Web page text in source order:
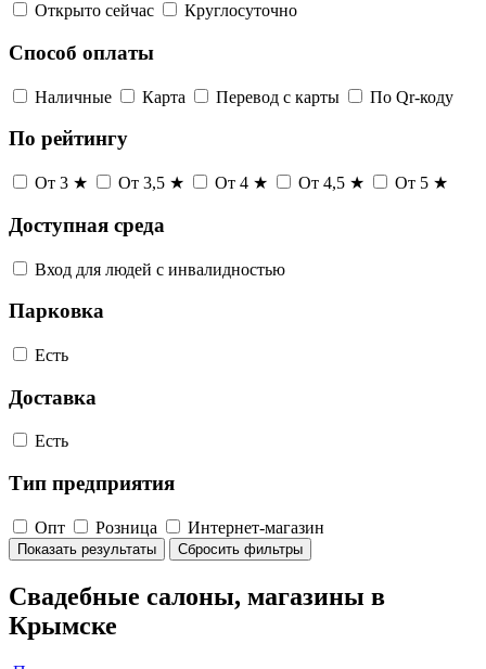
Открыто сейчас Круглосуточно
Способ оплаты
Наличные Карта Перевод с карты По Qr-коду
По рейтингу
От 3 ★ От 3,5 ★ От 4 ★ От 4,5 ★ От 5 ★
Доступная среда
Вход для людей с инвалидностью
Парковка
Есть
Доставка
Есть
Тип предприятия
Опт Розница Интернет-магазин
Показать результаты Сбросить фильтры
Свадебные салоны, магазины в
Крымске